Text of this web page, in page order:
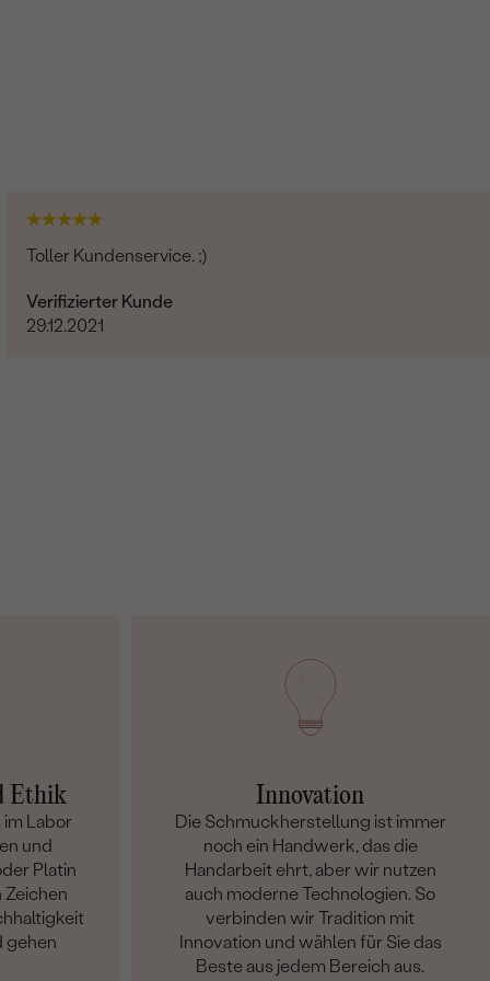
Toller Kundenservice. ;)
Verifizierter Kunde
29.12.2021
Ethik
Labor
und
Platin
Zeichen
gehen
Innovation
Die Schmuckherstellung ist immer
noch ein Handwerk, das die
Handarbeit ehrt, aber wir nutzen
auch moderne Technologien. So
verbinden wir Tradition mit
Innovation und wählen für Sie das
Beste aus jedem Bereich aus.